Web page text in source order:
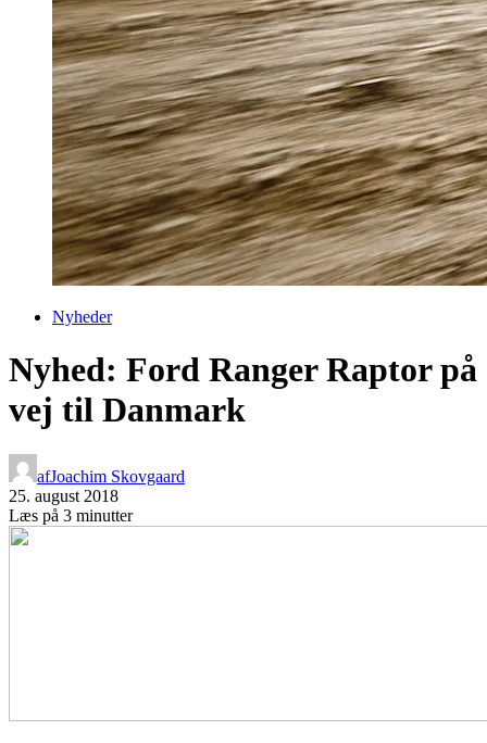
Nyheder
Nyhed: Ford Ranger Raptor på
vej til Danmark
afJoachim Skovgaard
25. august 2018
Læs på 3 minutter